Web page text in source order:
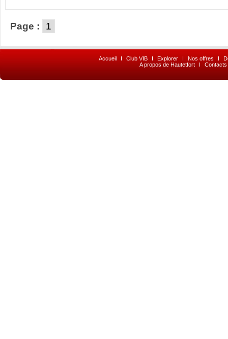
Page : 1
Accueil I Club VIB I Explorer I Nos offres I
A propos de Hautetfort
I Contacts